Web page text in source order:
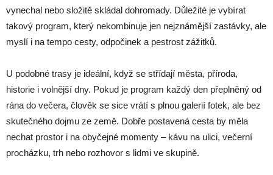
vynechal nebo složitě skládal dohromady. Důležité je vybírat
takový program, který nekombinuje jen nejznámější zastávky, ale
myslí i na tempo cesty, odpočinek a pestrost zážitků.
U podobné trasy je ideální, když se střídají města, příroda,
historie i volnější dny. Pokud je program každý den přeplněný od
rána do večera, člověk se sice vrátí s plnou galerií fotek, ale bez
skutečného dojmu ze země. Dobře postavená cesta by měla
nechat prostor i na obyčejné momenty – kávu na ulici, večerní
procházku, trh nebo rozhovor s lidmi ve skupině.